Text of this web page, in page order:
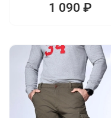
1 090 ₽